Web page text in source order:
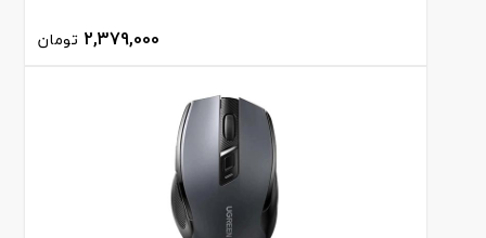
2,379,000 تومان